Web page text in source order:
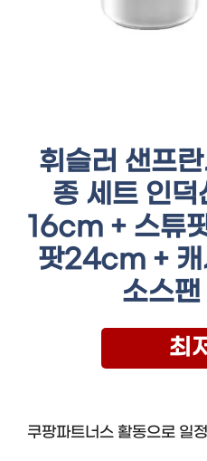
휘슬러 샌프
종 세트 인
16cm + 스튜
팟24cm +
소스
최
쿠팡파트너스 활동으로 일